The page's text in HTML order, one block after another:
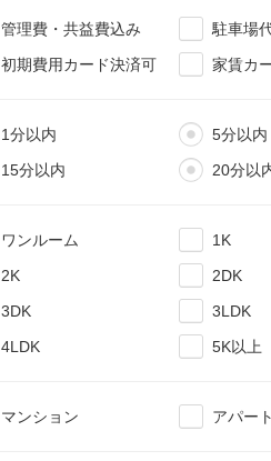
管理費・共益費込み
駐車場
初期費用カード決済可
家賃カ
1分以内
5分以内
15分以内
20分以
ワンルーム
1K
2K
2DK
3DK
3LDK
4LDK
5K以上
マンション アパー